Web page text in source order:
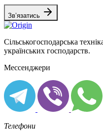
Зв’язатись
Сільськогосподарська
українських господарств.
Мессенджери
Телефони